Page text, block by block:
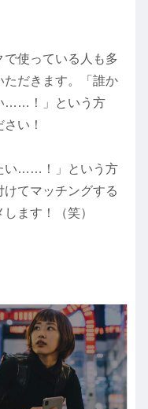
使っている人も多
ただきます。「誰か
……！」という方
い！
い……！」という方
てマッチングする
ます！（笑）